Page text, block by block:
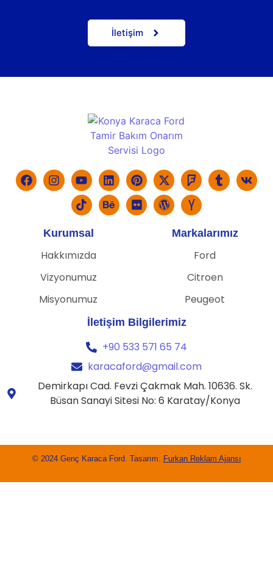
İletişim
Kurumsal
Hakkımızda
Vizyonumuz
Misyonumuz
Markalarımız
Ford
Citroen
Peugeot
İletişim Bilgilerimiz
+90 533 571 65 74
karacaford@gmail.com
Demirkapı Cad. Fevzi Çakmak Mah. 10636. Sk.
Büsan Sanayi Sitesi No: 6 Karatay/Konya
© 2024 Genç Karaca Ford. Tasarım: Furkan Reklam Ajansı